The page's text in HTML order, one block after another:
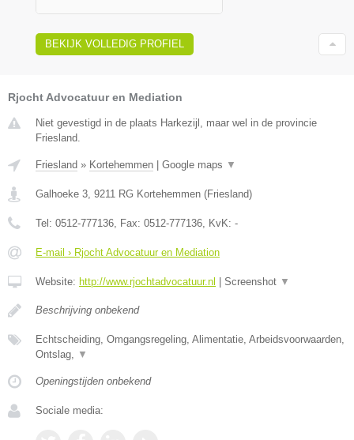
BEKIJK VOLLEDIG PROFIEL
Rjocht Advocatuur en Mediation
Niet gevestigd in de plaats Harkezijl, maar wel in de provincie
Friesland.
Friesland » Kortehemmen Google maps ▼
Galhoeke 3 9211 RG Kortehemmen (Friesland)
Tel: 0512-777136 , Fax: 0512-777136 , KvK: -
E-mail › Rjocht Advocatuur en Mediation
Website: http://www.rjochtadvocatuur.nl Screenshot ▼
Beschrijving onbekend
Echtscheiding, Omgangsregeling, Alimentatie, Arbeidsvoorwaarden,
Ontslag,
▼
Openingstijden onbekend
Sociale media: